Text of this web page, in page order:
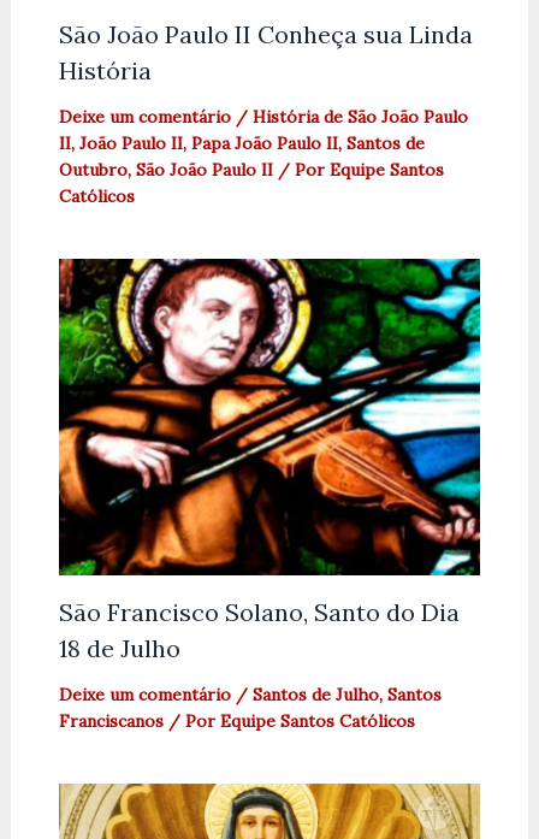
São João Paulo II Conheça sua Linda
História
Deixe um comentário / História de São João Paulo
II, João Paulo II, Papa João Paulo II, Santos de
Outubro, São João Paulo II/ Por Equipe Santos
Católicos
São Francisco Solano, Santo do Dia
18 de Julho
Deixe um comentário / Santos de Julho, Santos
Franciscanos/ Por Equipe Santos Católicos